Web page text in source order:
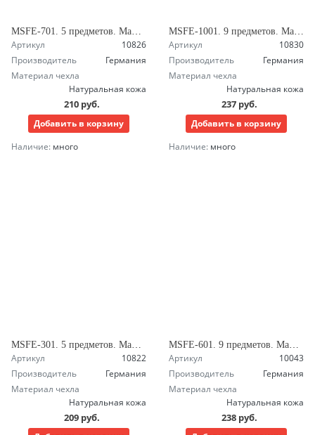
MSFE-701. 5 предметов. Маникюрный набор Зингер
Артикул
10826
Производитель
Германия
Материал чехла
Натуральная кожа
210 руб.
Добавить в корзину
Наличие: много
MSFE-1001. 9 предметов. Маникюрный набор Зингер
Артикул
10830
Производитель
Германия
Материал чехла
Натуральная кожа
237 руб.
Добавить в корзину
Наличие: много
Артикул
10822
Производитель
Германия
Материал чехла
Натуральная кожа
209 руб.
Артикул
10043
Производитель
Германия
Материал чехла
Натуральная кожа
238 руб.